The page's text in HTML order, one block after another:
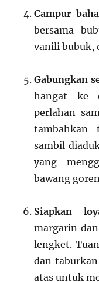
Campur
bersama
vanili bubuk,
Gabungkan
hangat ke
perlahan
tambahkan
sambil
yang
bawang
Siapkan
margarin
lengket.
dan
atas untuk